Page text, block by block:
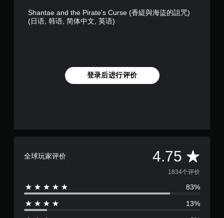
Shantae and the Pirate's Curse (香緹與海盜的詛咒)
(日语, 韩语, 简体中文, 英语)
登录后进行评价
全球玩家评价 4.75 平
均
评
价
1834个评价
83%
13%